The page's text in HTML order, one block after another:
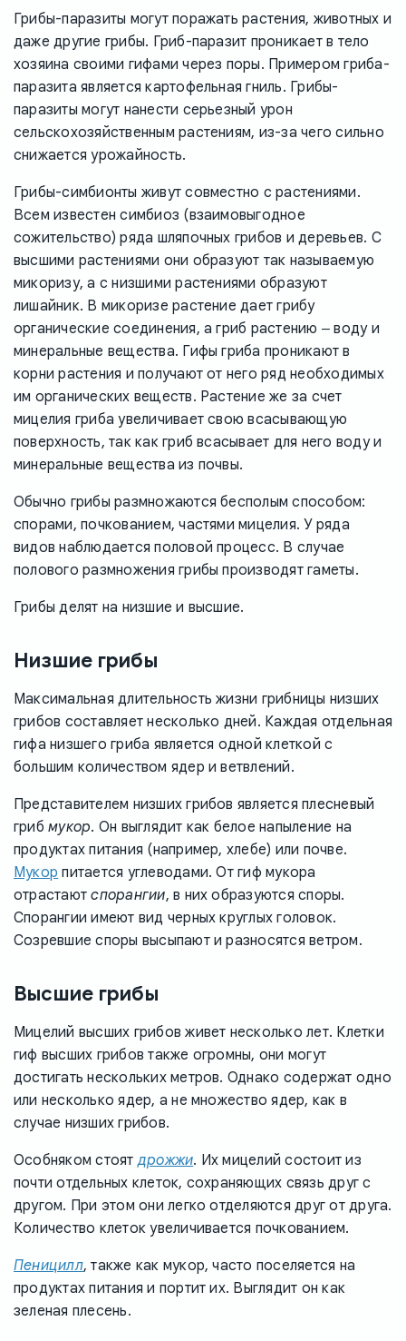
Грибы-паразиты могут поражать растения, животных и
даже другие грибы. Гриб-паразит проникает в тело
хозяина своими гифами через поры. Примером гриба-
паразита является картофельная гниль. Грибы-
паразиты могут нанести серьезный урон
сельскохозяйственным растениям, из-за чего сильно
снижается урожайность.
Грибы-симбионты живут совместно с растениями.
Всем известен симбиоз (взаимовыгодное
сожительство) ряда шляпочных грибов и деревьев. С
высшими растениями они образуют так называемую
микоризу, а с низшими растениями образуют
лишайник. В микоризе растение дает грибу
органические соединения, а гриб растению ‒ воду и
минеральные вещества. Гифы гриба проникают в
корни растения и получают от него ряд необходимых
им органических веществ. Растение же за счет
мицелия гриба увеличивает свою всасывающую
поверхность, так как гриб всасывает для него воду и
минеральные вещества из почвы.
Обычно грибы размножаются бесполым способом:
спорами, почкованием, частями мицелия. У ряда
видов наблюдается половой процесс. В случае
полового размножения грибы производят гаметы.
Грибы делят на низшие и высшие.
Низшие грибы
Максимальная длительность жизни грибницы низших
грибов составляет несколько дней. Каждая отдельная
гифа низшего гриба является одной клеткой с
большим количеством ядер и ветвлений.
Представителем низших грибов является плесневый
грибмукор. Он выглядит как белое напыление на
продуктах питания (например, хлебе) или почве.
Мукор питается углеводами. От гиф мукора
отрастаютспорангии, в них образуются споры.
Спорангии имеют вид черных круглых головок.
Созревшие споры высыпают и разносятся ветром.
Высшие грибы
Мицелий высших грибов живет несколько лет. Клетки
гиф высших грибов также огромны, они могут
достигать нескольких метров. Однако содержат одно
или несколько ядер, а не множество ядер, как в
случае низших грибов.
Особняком стоятдрожжи. Их мицелий состоит из
почти отдельных клеток, сохраняющих связь друг с
другом. При этом они легко отделяются друг от друга.
Количество клеток увеличивается почкованием.
Пеницилл, также как мукор, часто поселяется на
продуктах питания и портит их. Выглядит он как
зеленая плесень.